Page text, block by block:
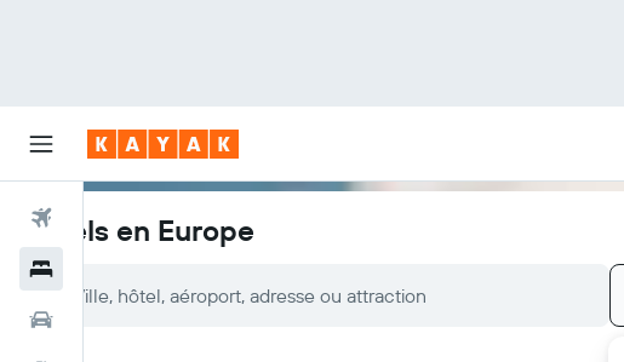
Vols
Hôtels en Europe